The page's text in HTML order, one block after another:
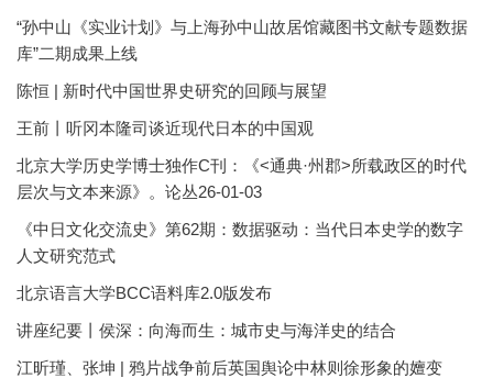
“孙中山《实业计划》与上海孙中山故居馆藏图书文献专题数据
库”二期成果上线
陈恒 | 新时代中国世界史研究的回顾与展望
王前丨听冈本隆司谈近现代日本的中国观
北京大学历史学博士独作C刊：《<通典·州郡>所载政区的时代
层次与文本来源》。论丛26-01-03
《中日文化交流史》第62期：数据驱动：当代日本史学的数字
人文研究范式
北京语言大学BCC语料库2.0版发布
讲座纪要丨侯深：向海而生：城市史与海洋史的结合
江昕瑾、张坤 | 鸦片战争前后英国舆论中林则徐形象的嬗变